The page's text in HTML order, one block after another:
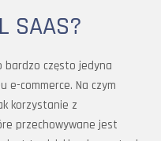
SAAS?
bardzo często jedyna
e-commerce. Na czym
korzystanie z
przechowywane jest